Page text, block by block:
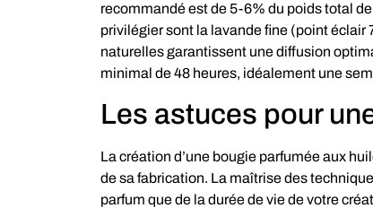
recommandé est de 5-6% du poids total
privilégier sont la lavande fine (point éclair
naturelles garantissent une diffusion
minimal de 48 heures, idéalement une
Les astuces pour
La création d’une bougie parfumée aux
de sa fabrication. La maîtrise des
parfum que de la durée de vie de votre